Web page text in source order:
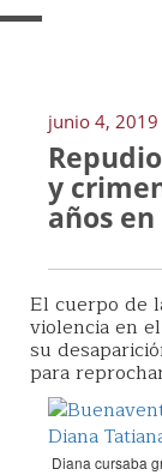
junio 4, 2019
y
años
El cuerpo de
violencia en
su
para
Diana cursaba